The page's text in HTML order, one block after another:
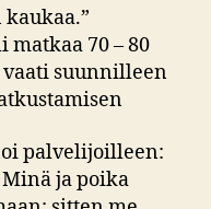
matkaa 70 – 80
vaati suunnilleen
palvelijoilleen:
Minä ja poika